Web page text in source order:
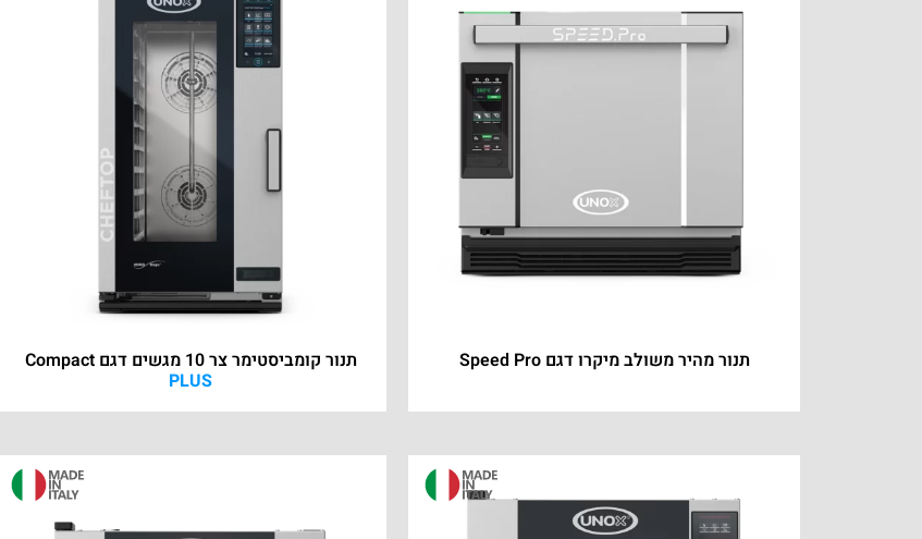
תנור מהיר משולב מיקרו דגם Speed Pro תנור קומביסטימר צר 10 מגשים דגם Compact
PLUS